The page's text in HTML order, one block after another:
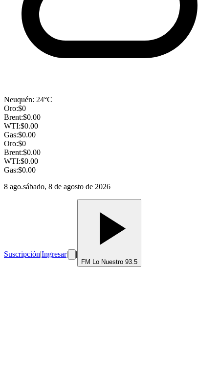
Neuquén: 24°C
Oro:$0
Brent:$0.00
WTI:$0.00
Gas:$0.00
Oro:$0
Brent:$0.00
WTI:$0.00
Gas:$0.00
8 ago.sábado, 8 de agosto de 2026
Suscripción|Ingresar| |
FM Lo Nuestro 93.5